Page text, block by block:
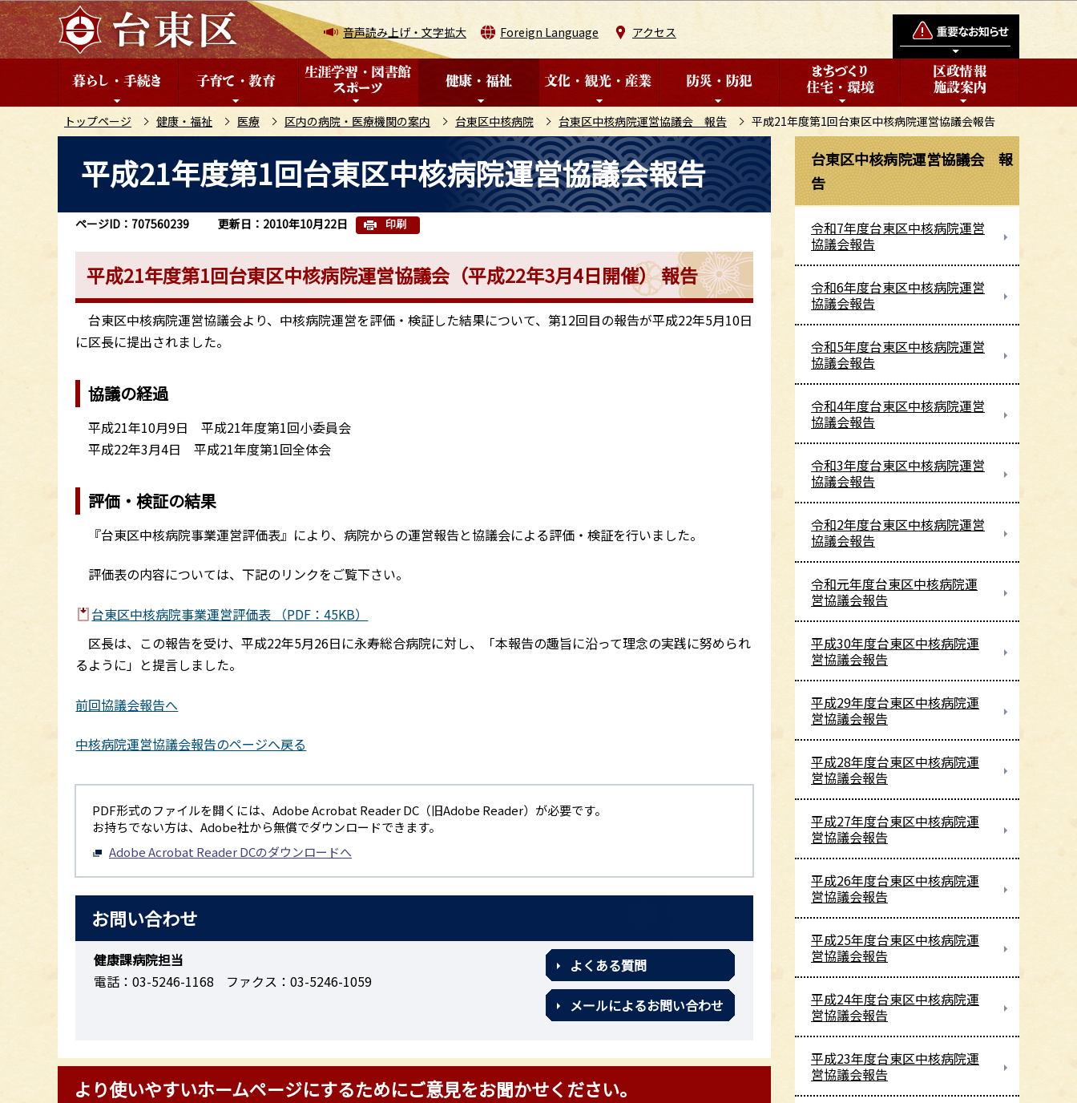
こ
の
ペ
音声読み上げ・文字拡大 Foreign Language アクセス
トップページ 健康・福祉 医療 区内の病院・医療機関の案内 台東区中核病院 台東区中核病院運営協議会 報告 平成21年度第1回台東区中核病院運営協議会報告
こ
平成21年度第1回台東区中核病院運営協議会報告
ページID：707560239 更新日：2010年10月22日 印刷
平成21年度第1回台東区中核病院運営協議会（平成22年3月4日開催） 報告
台東区中核病院運営協議会より、中核病院運営を評価・検証した結果について、第12回目の報告が平成22年5月10日
に区長に提出されました。
協議の経過
平成21年10月9日 平成21年度第1回小委員会
平成22年3月4日 平成21年度第1回全体会
評価・検証の結果
『台東区中核病院事業運営評価表』により、病院からの運営報告と協議会による評価・検証を行いました。
評価表の内容については、下記のリンクをご覧下さい。
台東区中核病院事業運営評価表 （PDF：45KB）
区長は、この報告を受け、平成22年5月26日に永寿総合病院に対し、「本報告の趣旨に沿って理念の実践に努められ
るように」と提言しました。
前回協議会報告へ
中核病院運営協議会報告のページへ戻る
PDF形式のファイルを開くには、Adobe Acrobat Reader DC（旧Adobe Reader）が必要です。
お持ちでない方は、Adobe社から無償でダウンロードできます。
Adobe Acrobat Reader DCのダウンロードへ
お問い合わせ
健康課病院担当
電話：03-5246-1168
ファクス：03-5246-1059
よくある質問
メールによるお問い合わせ
より使いやすいホームページにするためにご意見をお聞かせください。
台東区中核病院運営協議会 報
告
令和7年度台東区中核病院運営
協議会報告
令和6年度台東区中核病院運営
協議会報告
令和5年度台東区中核病院運営
協議会報告
令和4年度台東区中核病院運営
協議会報告
令和3年度台東区中核病院運営
協議会報告
令和2年度台東区中核病院運営
協議会報告
令和元年度台東区中核病院運
営協議会報告
平成30年度台東区中核病院運
営協議会報告
平成29年度台東区中核病院運
営協議会報告
平成28年度台東区中核病院運
営協議会報告
平成27年度台東区中核病院運
営協議会報告
平成26年度台東区中核病院運
営協議会報告
平成25年度台東区中核病院運
営協議会報告
平成24年度台東区中核病院運
営協議会報告
平成23年度台東区中核病院運
営協議会報告